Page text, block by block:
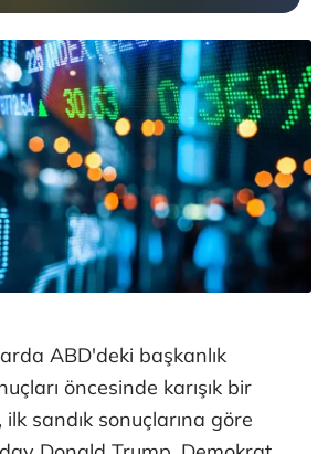
ABD'deki başkanlık
öncesinde karışık bir
sandık sonuçlarına göre